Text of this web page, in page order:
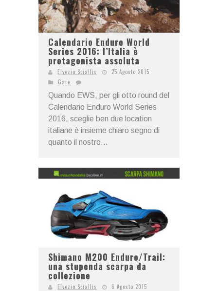
Calendario Enduro World
Series 2016: l’Italia è
protagonista assoluta
Elvezio Sciallis
25 Agosto 2015
Gare
Quando EWS, per gli otto round del
Calendario Enduro World Series
2016, sceglie ben due location
italiane è insieme chiaro segno di
quanto il nostro...
Shimano M200 Enduro/Trail:
una stupenda scarpa da
collezione
Elvezio Sciallis
6 Agosto 2015